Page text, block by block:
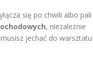
się po chwili albo pali
, niezależnie
jechać do warsztatu